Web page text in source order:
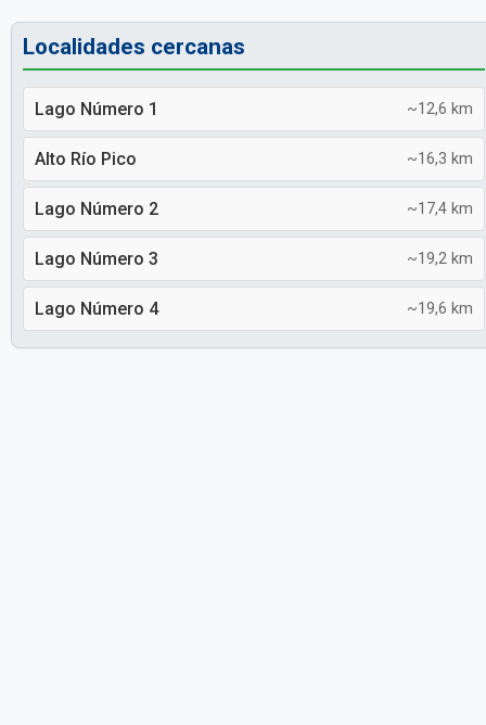
Localidades cercanas
Lago Número 1 ~12,6 km
Alto Río Pico ~16,3 km
Lago Número 2 ~17,4 km
Lago Número 3 ~19,2 km
Lago Número 4 ~19,6 km